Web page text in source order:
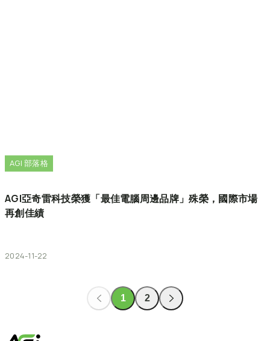
AGI 部落格
AGI亞奇雷科技榮獲「最佳電腦周邊品牌」殊榮，國際市場
再創佳績
2024-11-22
1 2